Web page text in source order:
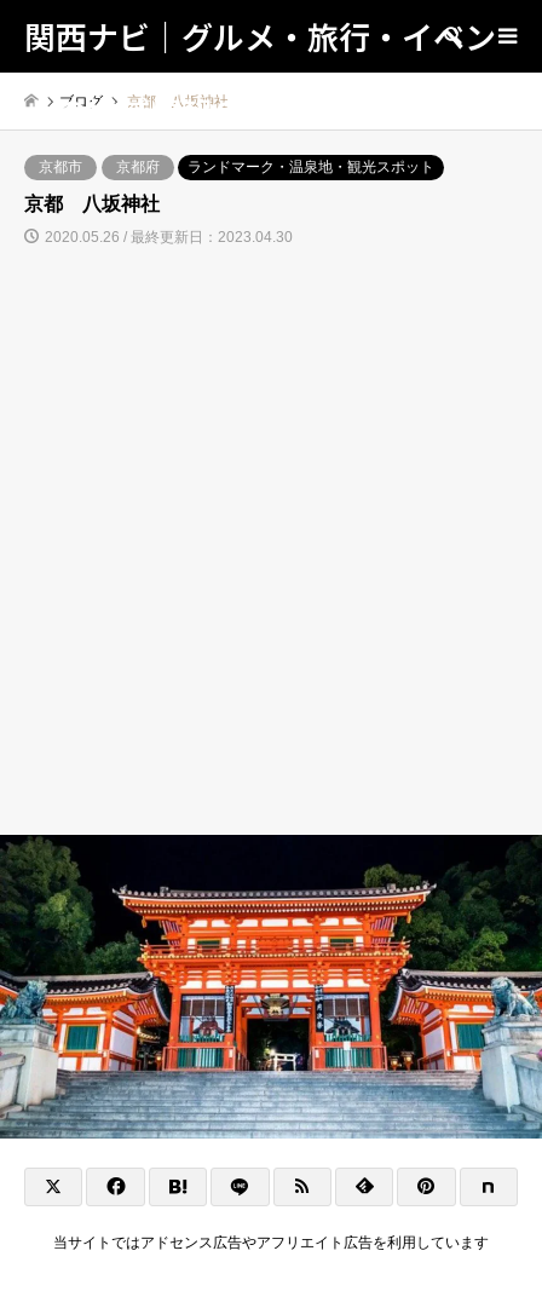
関西ナビ｜グルメ・旅行・イベン
トの地域情報の総合検索サイト！
検索
ブログ 京都 八坂神社
京都市 京都府 ランドマーク・温泉地・観光スポット
京都 八坂神社
2020.05.26 / 最終更新日：2023.04.30
当サイトではアドセンス広告やアフリエイト広告を利用しています